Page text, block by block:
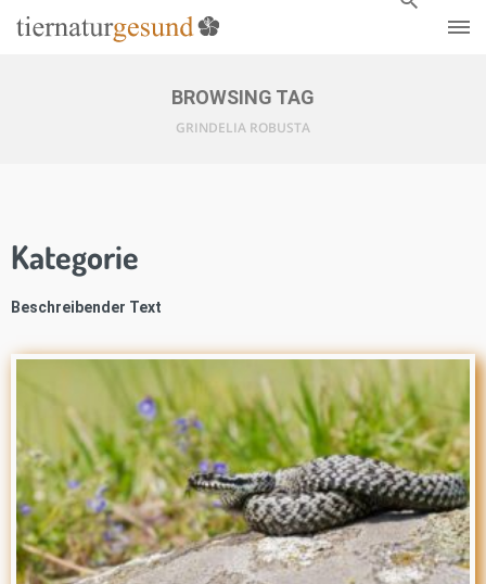
BROWSING TAG
GRINDELIA ROBUSTA
Kategorie
Beschreibender Text